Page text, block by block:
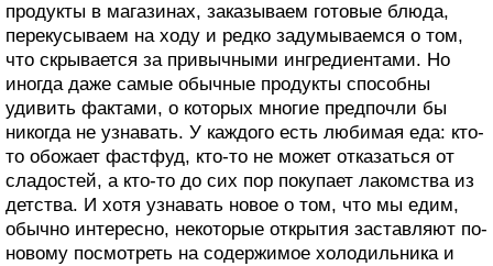
продукты в магазинах, заказываем готовые блюда,
перекусываем на ходу и редко задумываемся о том,
что скрывается за привычными ингредиентами. Но
иногда даже самые обычные продукты способны
удивить фактами, о которых многие предпочли бы
никогда не узнавать. У каждого есть любимая еда: кто-
то обожает фастфуд, кто-то не может отказаться от
сладостей, а кто-то до сих пор покупает лакомства из
детства. И хотя узнавать новое о том, что мы едим,
обычно интересно, некоторые открытия заставляют по-
новому посмотреть на содержимое холодильника и